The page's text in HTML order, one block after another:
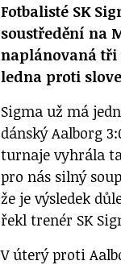
Fotbalisté SK
soustředění na
naplánovaná tři
ledna proti
Sigma už má
dánský Aalborg
turnaje vyhrála
pro nás silný
že je výsledek
řekl trenér SK
V úterý proti